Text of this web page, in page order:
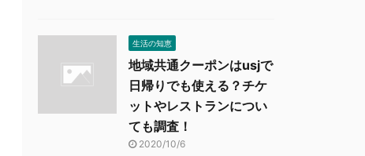
生活の知恵
地域共通クーポンはusjで
日帰りでも使える？チケ
ットやレストランについ
ても調査！
2020/10/6